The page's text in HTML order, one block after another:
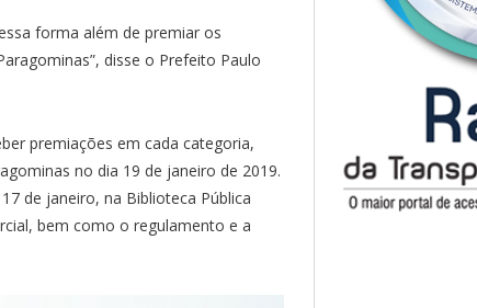
forma além de premiar os
disse o Prefeito Paulo
premiações em cada categoria,
no dia 19 de janeiro de 2019.
de janeiro, na Biblioteca Pública
bem como o regulamento e a